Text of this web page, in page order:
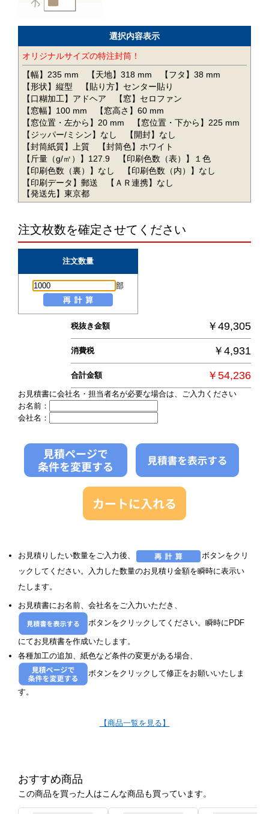
選択内容表示
オリジナルサイズの特注封筒！
【幅】235 mm
【天地】318 mm
【フタ】38 mm
【形状】縦型
【貼り方】センター貼り
【口糊加工】アドヘア
【窓】セロファン
【窓幅】100 mm
【窓高さ】60 mm
【窓位置・左から】20 mm
【窓位置・下から】225 mm
【ジッパー/ミシン】なし
【開封】なし
【封筒紙質】上質
【封筒色】ホワイト
【斤量（g/㎡）】127.9
【印刷色数（表）】１色
【印刷色数（裏）】なし
【印刷色数（内）】なし
【印刷データ】郵送
【ＡＲ連携】なし
【発送先】東京都
注文枚数を確定させてください
注文数量
部
税抜き金額 ￥49,305
消費税 ￥4,931
合計金額 ￥54,236
お見積書に会社名・担当者名が必要な場合は、ご入力ください
お名前：
会社名：
お見積りしたい数量をご入力後、
ボタンをクリ
ックしてください。入力した数量のお見積り金額を瞬時に表示い
たします。
お見積書にお名前、会社名をご入力いただき、
ボタンをクリックしてください。瞬時にPDF
にてお見積書を作成いたします。
各種加工の追加、紙色など条件の変更がある場合、
ボタンをクリックして修正をお願いいたしま
す。
【商品一覧を見る】
おすすめ商品
この商品を買った人はこんな商品も買っています。